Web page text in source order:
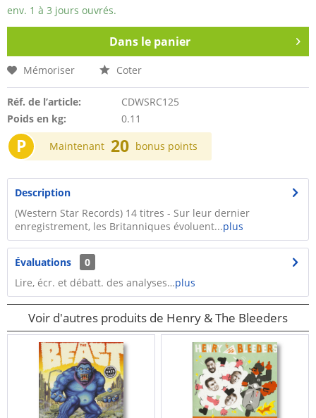
env. 1 à 3 jours ouvrés.
Dans le panier
Mémoriser Coter
Réf. de l’article:
CDWSRC125
Poids en kg:
0.11
P Maintenant 20 bonus points
Description
(Western Star Records) 14 titres - Sur leur dernier
enregistrement, les Britanniques évoluent...plus
Évaluations
0
Lire, écr. et débatt. des analyses…plus
Voir d'autres produits de Henry & The Bleeders